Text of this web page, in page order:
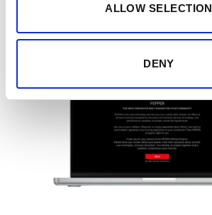
ALLOW SELECTION
DENY